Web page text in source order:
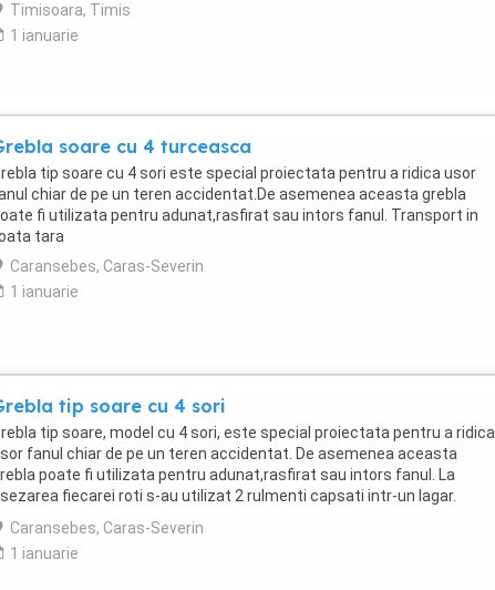
Timisoara, Timis
1 ianuarie
soare cu 4 turceasca
tip soare cu 4 sori este special proiectata pentru a ridica usor
chiar de pe un teren accidentat.De asemenea aceasta grebla
fi utilizata pentru adunat,rasfirat sau intors fanul. Transport in
tara
Caransebes, Caras-Severin
1 ianuarie
tip soare cu 4 sori
tip soare, model cu 4 sori, este special proiectata pentru a ridica
fanul chiar de pe un teren accidentat. De asemenea aceasta
poate fi utilizata pentru adunat,rasfirat sau intors fanul. La
fiecarei roti s-au utilizat 2 rulmenti capsati intr-un lagar.
in toata ...
Caransebes, Caras-Severin
1 ianuarie